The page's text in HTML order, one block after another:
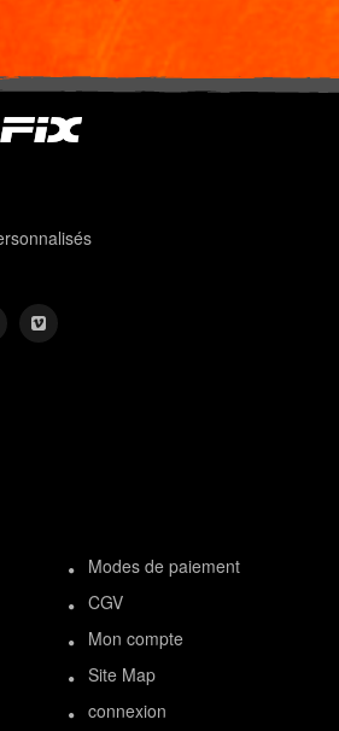
Modes de paiement
CGV
Mon compte
Site Map
connexion